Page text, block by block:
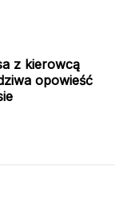
z kierowcą
opowieść